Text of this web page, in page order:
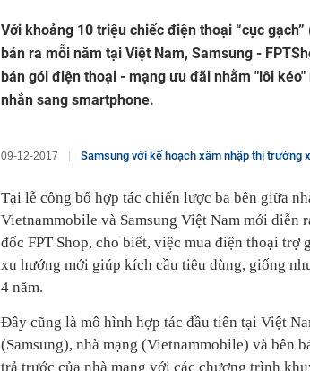
Với khoảng 10 triệu chiếc điện thoại “cục
bán ra mỗi năm tại Việt Nam, Samsung -
bán gói điện thoại - mạng ưu đãi nhằm "lôi
nhắn sang smartphone.
09-12-2017 Samsung với kế hoạch xâm nhập thị trường
Tại lễ công bố hợp tác chiến lược ba bên giữa
Vietnammobile và Samsung Việt Nam mới diễn
đốc FPT Shop, cho biết, việc mua điện thoại trợ
xu hướng mới giúp kích cầu tiêu dùng, giống
4 năm.
Đây cũng là mô hình hợp tác đầu tiên tại Việt
(Samsung), nhà mạng (Vietnammobile) và bên
trả trước của nhà mạng với các chương trình